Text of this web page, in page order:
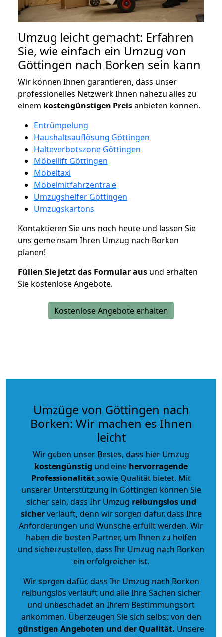
Umzug leicht gemacht: Erfahren
Sie, wie einfach ein Umzug von
Göttingen nach Borken sein kann
Wir können Ihnen garantieren, dass unser
professionelles Netzwerk Ihnen nahezu alles zu
einem kostengünstigen Preisanbieten können.
Entrümpelung
Haushaltsauflösung Göttingen
Halteverbotszone Göttingen
Möbellift Göttingen
Möbeltaxi
Möbelmitfahrzentrale
Umzugshelfer Göttingen
Umzugskartons
Kontaktieren Sie uns noch heute und lassen Sie
uns gemeinsam Ihren Umzug nach Borken
planen!
Füllen Sie jetzt das Formular aus und erhalten
Sie kostenlose Angebote.
Kostenlose Angebote erhalten
Umzüge von Göttingen nach
Borken: Wir machen es Ihnen
leicht
Wir geben unser Bestes, dass hier Umzug
kostengünstig und eine hervorragende
Professionalitätsowie Qualität bietet. Mit
unserer Unterstützung in Göttingen können Sie
sicher sein, dass Ihr Umzug reibungslos und
sicherverläuft, denn wir sorgen dafür, dass Ihre
Anforderungen und Wünsche erfüllt werden. Wir
haben die besten Partner, um Ihnen zu helfen
und sicherzustellen, dass Ihr Umzug nach Borken
ein erfolgreicher ist.
Wir sorgen dafür, dass Ihr Umzug nach Borken
reibungslos verläuft und alle Ihre Sachen sicher
und unbeschadet an Ihrem Bestimmungsort
ankommen. Überzeugen Sie sich selbst von den
günstigen Angeboten und der Qualität. Unsere